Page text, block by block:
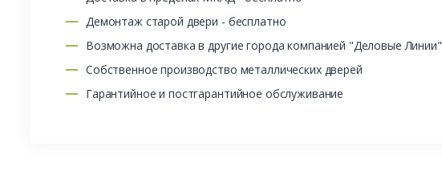
Демонтаж старой двери - бесплатно
Возможна доставка в другие города компанией "Деловые Линии"
Собственное производство металлических дверей
Гарантийное и постгарантийное обслуживание